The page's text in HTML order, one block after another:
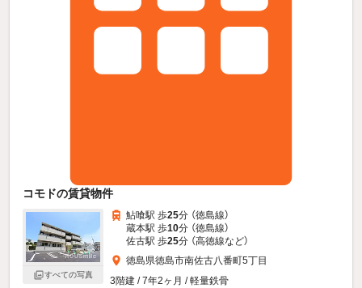
コモドの賃貸物件
すべての写真
鮎喰駅 歩25分 （徳島線）
蔵本駅 歩10分 （徳島線）
佐古駅 歩25分 （高徳線など）
徳島県徳島市南佐古八番町5丁目
3階建 / 7年2ヶ月 / 軽量鉄骨